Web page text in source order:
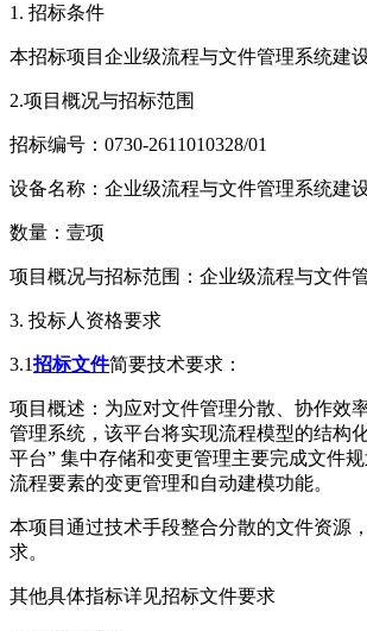
1. 招标条件
本招标项目企业级流程与文件管理系统建
2.项目概况与招标范围
招标编号：0730-2611010328/01
设备名称：企业级流程与文件管理系统建
数量：壹项
项目概况与招标范围：企业级流程与文件
3. 投标人资格要求
3.1招标文件简要技术要求：
项目概述：为应对文件管理分散、协作效
管理系统，该平台将实现流程模型的结构
平台” 集中存储和变更管理主要完成文件
流程要素的变更管理和自动建模功能。
本项目通过技术手段整合分散的文件资源
求。
其他具体指标详见招标文件要求